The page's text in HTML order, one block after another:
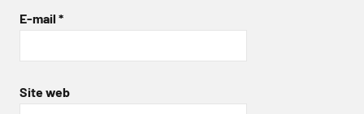
E-mail *
Site web